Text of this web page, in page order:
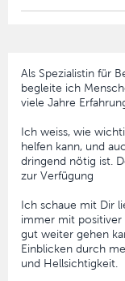
Als Spezialistin für
begleite ich
viele Jahre
Ich weiss, wie
helfen kann, und
dringend nötig ist.
zur Verfügung
Ich schaue mit Dir
immer mit positiver
gut weiter gehen
Einblicken durch
und Hellsichtigkeit.